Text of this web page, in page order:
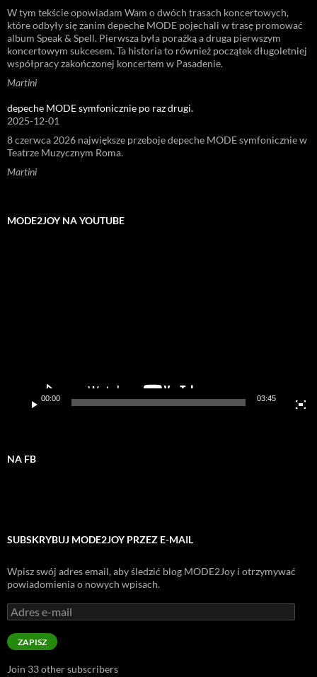
W tym tekście opowiadam Wam o dwóch trasach koncertowych,
które odbyły się zanim depeche MODE pojechali w trasę promować
album Speak & Spell. Pierwsza była porażką a druga pierwszym
koncertowym sukcesem. Ta historia to również początek długoletniej
współpracy zakończonej koncertem w Pasadenie.
Martini
depeche MODE symfonicznie po raz drugi.
2025-12-01
8 czerwca 2026 największe przeboje depeche MODE symfonicznie w
Teatrze Muzycznym Roma.
Martini
MODE2JOY NA YOUTUBE
00:00 03:45
NA FB
SUBSKRYBUJ MODE2JOY PRZEZ E-MAIL
Wpisz swój adres email, aby śledzić blog MODE2Joy i otrzymywać
powiadomienia o nowych wpisach.
Adres
e-
mail
ZAPISZ
Join 33 other subscribers